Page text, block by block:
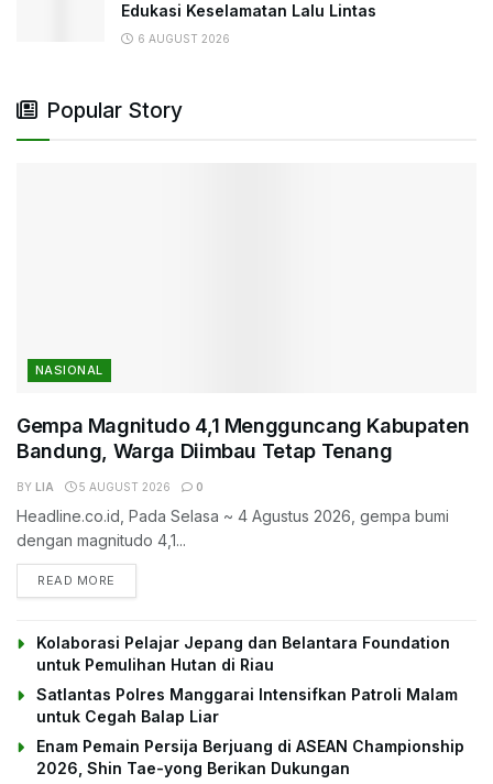
Edukasi Keselamatan Lalu Lintas
6 AUGUST 2026
Popular Story
NASIONAL
Gempa Magnitudo 4,1 Mengguncang Kabupaten
Bandung, Warga Diimbau Tetap Tenang
BY LIA 5 AUGUST 2026 0
Headline.co.id, Pada Selasa ~ 4 Agustus 2026, gempa bumi
dengan magnitudo 4,1...
READ MORE
Kolaborasi Pelajar Jepang dan Belantara Foundation
untuk Pemulihan Hutan di Riau
Satlantas Polres Manggarai Intensifkan Patroli Malam
untuk Cegah Balap Liar
Enam Pemain Persija Berjuang di ASEAN Championship
2026, Shin Tae-yong Berikan Dukungan